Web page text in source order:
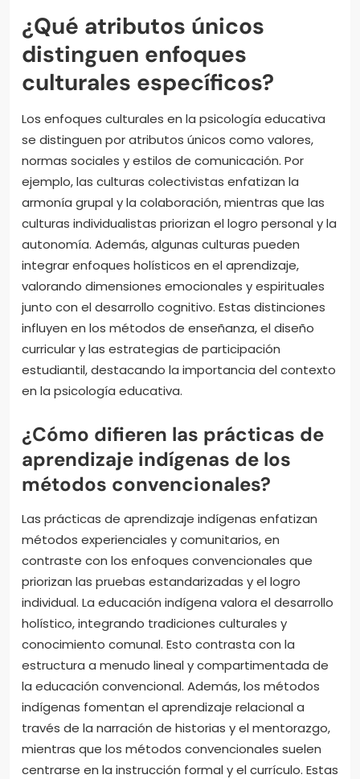
¿Qué atributos únicos
distinguen enfoques
culturales específicos?
Los enfoques culturales en la psicología educativa
se distinguen por atributos únicos como valores,
normas sociales y estilos de comunicación. Por
ejemplo, las culturas colectivistas enfatizan la
armonía grupal y la colaboración, mientras que las
culturas individualistas priorizan el logro personal y la
autonomía. Además, algunas culturas pueden
integrar enfoques holísticos en el aprendizaje,
valorando dimensiones emocionales y espirituales
junto con el desarrollo cognitivo. Estas distinciones
influyen en los métodos de enseñanza, el diseño
curricular y las estrategias de participación
estudiantil, destacando la importancia del contexto
en la psicología educativa.
¿Cómo difieren las prácticas de
aprendizaje indígenas de los
métodos convencionales?
Las prácticas de aprendizaje indígenas enfatizan
métodos experienciales y comunitarios, en
contraste con los enfoques convencionales que
priorizan las pruebas estandarizadas y el logro
individual. La educación indígena valora el desarrollo
holístico, integrando tradiciones culturales y
conocimiento comunal. Esto contrasta con la
estructura a menudo lineal y compartimentada de
la educación convencional. Además, los métodos
indígenas fomentan el aprendizaje relacional a
través de la narración de historias y el mentorazgo,
mientras que los métodos convencionales suelen
centrarse en la instrucción formal y el currículo. Estas